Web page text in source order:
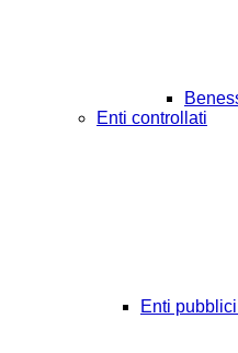
Enti controllati
Enti